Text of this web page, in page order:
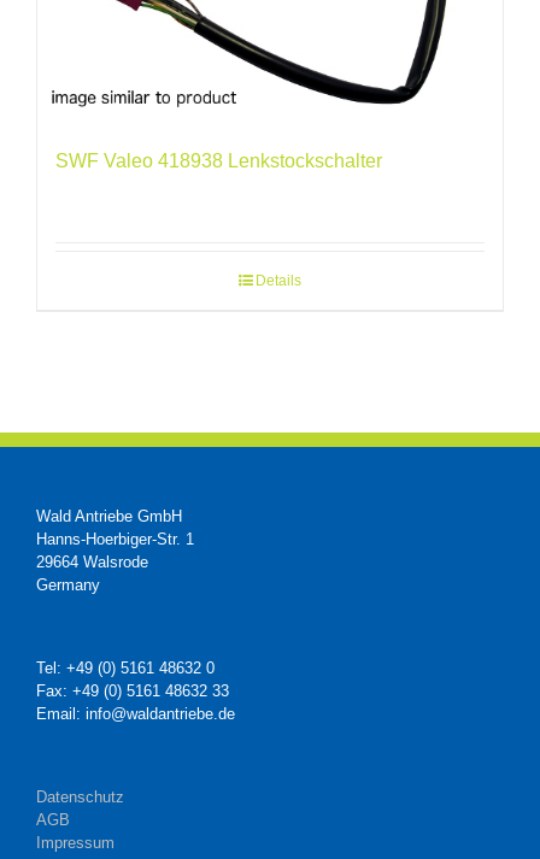
SWF Valeo 418938 Lenkstockschalter
Details
Wald Antriebe GmbH
Hanns-Hoerbiger-Str. 1
29664 Walsrode
Germany
Tel: +49 (0) 5161 48632 0
Fax: +49 (0) 5161 48632 33
Email: info@waldantriebe.de
Datenschutz
AGB
Impressum